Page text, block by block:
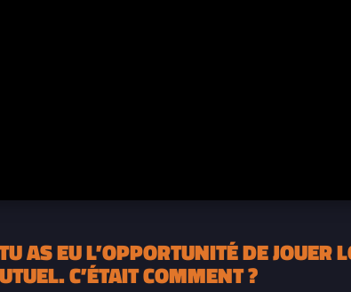
AS EU L’OPPORTUNITÉ DE JOUER
C’ÉTAIT COMMENT ?